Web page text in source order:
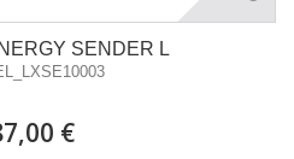
SENDER L
€